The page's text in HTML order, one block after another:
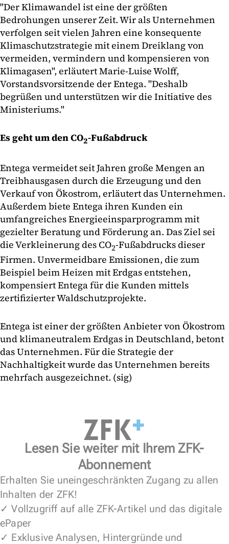
"Der Klimawandel ist eine der größten
Bedrohungen unserer Zeit. Wir als Unternehmen
verfolgen seit vielen Jahren eine konsequente
Klimaschutzstrategie mit einem Dreiklang von
vermeiden, vermindern und kompensieren von
Klimagasen", erläutert Marie-Luise Wolff,
Vorstandsvorsitzende der Entega. "Deshalb
begrüßen und unterstützen wir die Initiative des
Ministeriums."
Es geht um den CO2-Fußabdruck
Entega vermeidet seit Jahren große Mengen an
Treibhausgasen durch die Erzeugung und den
Verkauf von Ökostrom, erläutert das Unternehmen.
Außerdem biete Entega ihren Kunden ein
umfangreiches Energieeinsparprogramm mit
gezielter Beratung und Förderung an. Das Ziel sei
die Verkleinerung des CO2-Fußabdrucks dieser
Firmen. Unvermeidbare Emissionen, die zum
Beispiel beim Heizen mit Erdgas entstehen,
kompensiert Entega für die Kunden mittels
zertifizierter Waldschutzprojekte.
Entega ist einer der größten Anbieter von Ökostrom
und klimaneutralem Erdgas in Deutschland, betont
das Unternehmen. Für die Strategie der
Nachhaltigkeit wurde das Unternehmen bereits
mehrfach ausgezeichnet. (sig)
Lesen Sie weiter mit Ihrem ZFK-
Abonnement
Erhalten Sie uneingeschränkten Zugang zu allen
Inhalten der ZFK!
✓ Vollzugriff auf alle ZFK-Artikel und das digitale
ePaper
✓ Exklusive Analysen, Hintergründe und